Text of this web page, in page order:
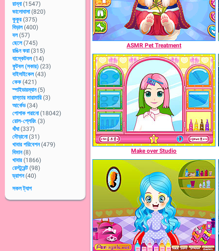
রান্না (1547)
ভালোবাসা (820)
কুকুর (375)
বিড়াল (400)
বল (57)
ছেলে (745)
রঙিন করা (315)
বাস্কেটবল (14)
ফুটবল (সকার) (23)
বাইসাইকেল (43)
কেক (421)
স্পাইডারম্যান (5)
রাস্তার মারামারি (3)
আর্কেড (34)
পোশাক পরানো (18042)
রোল-প্লেয়িং (3)
ধাঁধা (337)
দৌড়ানো (31)
খাবার পরিবেশন (479)
বিমান (8)
খাবার (1866)
রেস্টুরেন্ট (98)
ড্রাগন (40)
সকল ট্যাগ
ASMR Pet Treatment
Make over Studio